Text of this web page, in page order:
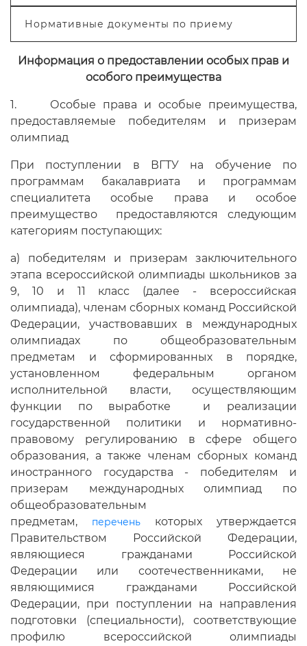
Нормативные документы по приему
Информация о предоставлении особых прав и
особого преимущества
1. Особые права и особые преимущества,
предоставляемые победителям и призерам
олимпиад
При поступлении в ВГТУ на обучение по
программам бакалавриата и программам
специалитета особые права и особое
преимущество предоставляются следующим
категориям поступающих:
а) победителям и призерам заключительного
этапа всероссийской олимпиады школьников за
9, 10 и 11 класс (далее - всероссийская
олимпиада), членам сборных команд Российской
Федерации, участвовавших в международных
олимпиадах по общеобразовательным
предметам и сформированных в порядке,
установленном федеральным органом
исполнительной власти, осуществляющим
функции по выработке и реализации
государственной политики и нормативно-
правовому регулированию в сфере общего
образования, а также членам сборных команд
иностранного государства - победителям и
призерам международных олимпиад по
общеобразовательным
предметам, перечень которых утверждается
Правительством Российской Федерации,
являющиеся гражданами Российской
Федерации или соотечественниками, не
являющимися гражданами Российской
Федерации, при поступлении на направления
подготовки (специальности), соответствующие
профилю всероссийской олимпиады